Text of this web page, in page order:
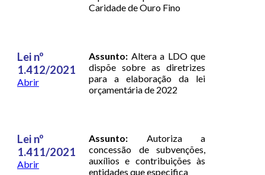
Caridade de Ouro Fino
Lei nº
1.412/2021
Abrir
Assunto: Altera a LDO que
dispõe sobre as diretrizes
para a elaboração da lei
orçamentária de 2022
Lei nº
1.411/2021
Abrir
Assunto: Autoriza a
concessão de subvenções,
auxílios e contribuições às
entidades que especifica